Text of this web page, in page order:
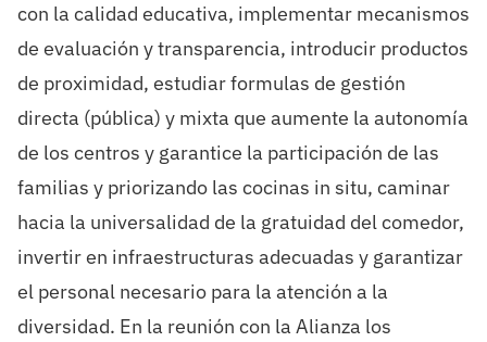
con la calidad educativa, implementar mecanismos
de evaluación y transparencia, introducir productos
de proximidad, estudiar formulas de gestión
directa (pública) y mixta que aumente la autonomía
de los centros y garantice la participación de las
familias y priorizando las cocinas in situ, caminar
hacia la universalidad de la gratuidad del comedor,
invertir en infraestructuras adecuadas y garantizar
el personal necesario para la atención a la
diversidad. En la reunión con la Alianza los